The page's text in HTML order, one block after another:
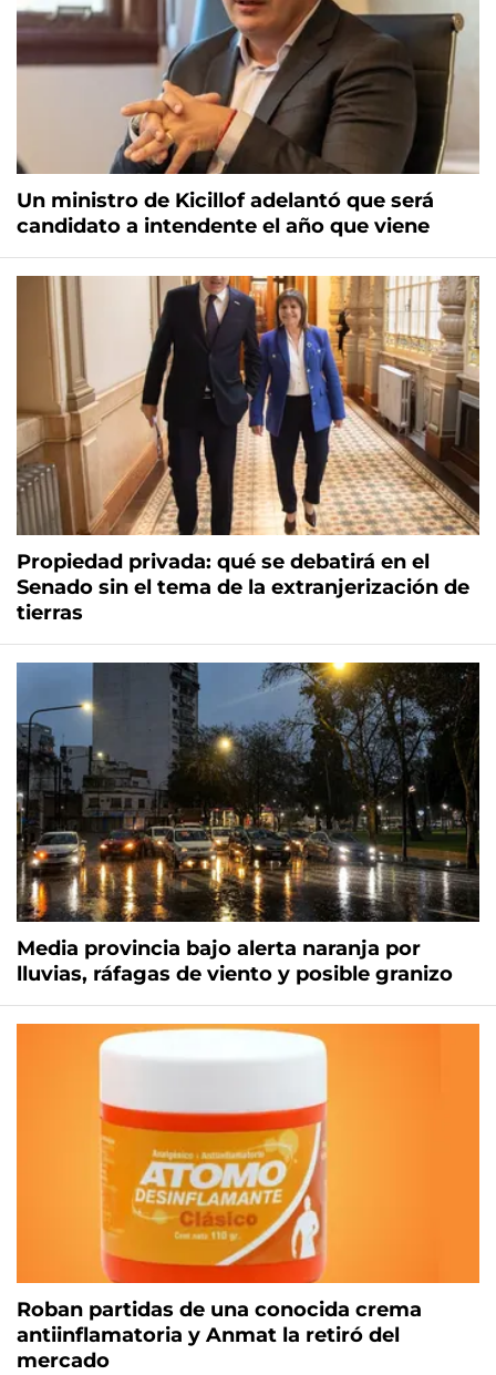
Un ministro de Kicillof adelantó que será
candidato a intendente el año que viene
Propiedad privada: qué se debatirá en el
Senado sin el tema de la extranjerización de
tierras
Media provincia bajo alerta naranja por
lluvias, ráfagas de viento y posible granizo
Roban partidas de una conocida crema
antiinflamatoria y Anmat la retiró del
mercado